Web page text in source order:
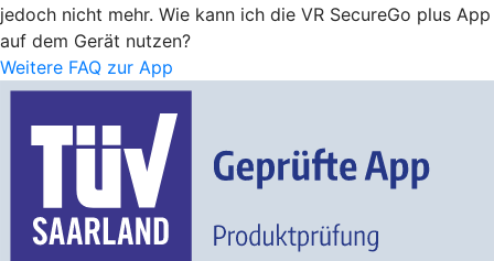
jedoch nicht mehr. Wie kann ich die VR SecureGo plus App
auf dem Gerät nutzen?
Weitere FAQ zur App